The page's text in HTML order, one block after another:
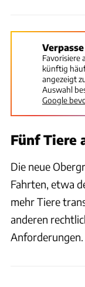
Favorisiere
künftig
angezeigt
Auswahl
Google
Fünf Tiere
Die neue
Fahrten, etwa
mehr Tiere
anderen
Anforderungen.